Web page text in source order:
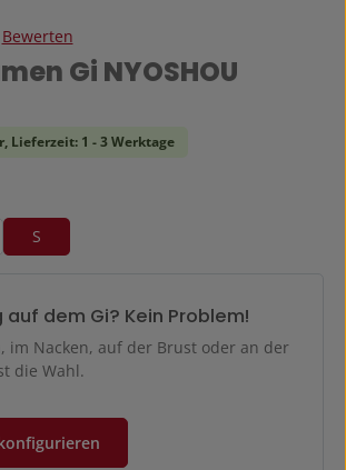
von 0 von 5 Sternen
Bewerten
Gi NYOSHOU
Lieferzeit: 1 - 3 Werktage
S
auf dem Gi? Kein Problem!
im Nacken, auf der Brust oder an der
die Wahl.